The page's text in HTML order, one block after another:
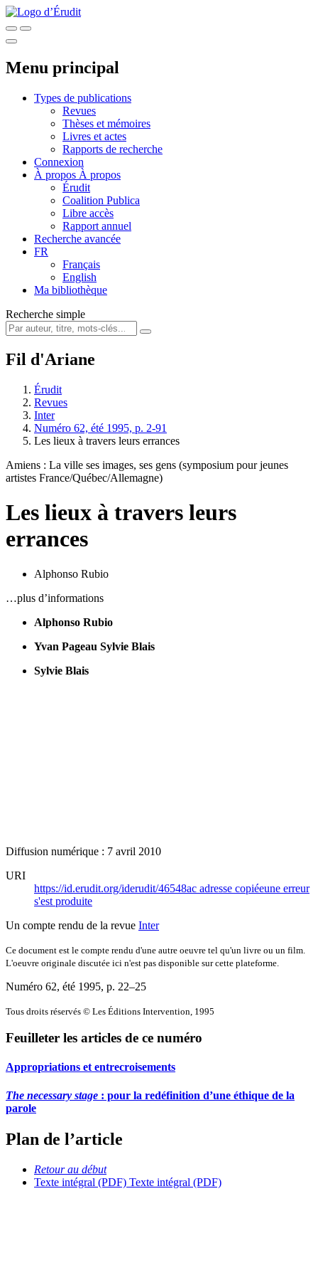
Menu principal
Types de publications
Revues
Thèses et mémoires
Livres et actes
Rapports de recherche
Connexion
À propos À propos
Érudit
Coalition Publica
Libre accès
Rapport annuel
Recherche avancée
FR
Français
English
Ma bibliothèque
Recherche simple
Fil d'Ariane
Érudit
Revues
Inter
Numéro 62, été 1995, p. 2-91
Les lieux à travers leurs errances
Amiens : La ville ses images, ses gens (symposium pour jeunes
artistes France/Québec/Allemagne)
Les lieux à travers leurs
errances
Alphonso Rubio
…plus d’informations
Alphonso Rubio
Yvan Pageau Sylvie Blais
Sylvie Blais
Diffusion numérique : 7 avril 2010
URI
https://id.erudit.org/iderudit/46548ac adresse copiéeune erreur
s'est produite
Un compte rendu de la revue Inter
Ce document est le compte rendu d'une autre oeuvre tel qu'un livre ou un film.
L'oeuvre originale discutée ici n'est pas disponible sur cette plateforme.
Numéro 62, été 1995, p. 22–25
Tous droits réservés © Les Éditions Intervention, 1995
Feuilleter les articles de ce numéro
Appropriations et entrecroisements
The necessary stage : pour la redéfinition d’une éthique de la
parole
Plan de l’article
Retour au début
Texte intégral (PDF) Texte intégral (PDF)